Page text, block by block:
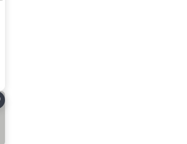
aos favoritos